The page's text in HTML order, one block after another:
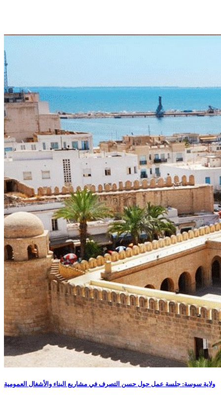
ولاية سوسة: جلسة عمل حول حسن التصرف في مشاريع البناء والأشغال العمومية